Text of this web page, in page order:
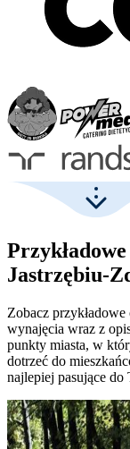
Jastrzębiu-
Zobacz
wynajęcia wraz z
punkty miasta, w
dotrzeć do
najlepiej pasujące do